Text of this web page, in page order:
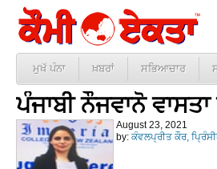
ਮੁਖੱ ਪੰਨਾ ਖ਼ਬਰਾਂ ਸਭਿਆਚਾਰ
ਪੰਜਾਬੀ ਨੌਜਵਾਨੋ
August 23, 2021
by: ਕੰਵਲਪ੍ਰੀਤ ਕੌਰ,